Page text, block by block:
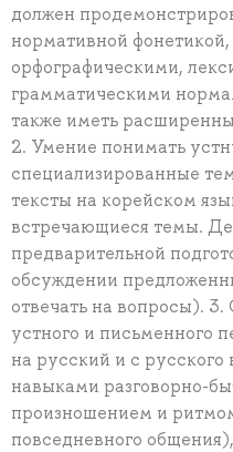
должен
нормативной
орфографическими,
грамматическими
также иметь
2. Умение понимать
специализированные
тексты на корейском
встречающиеся темы.
предварительной
обсуждении
отвечать на вопросы).
устного и письменного
на русский и с
навыками разговорно-
произношением и
повседневного